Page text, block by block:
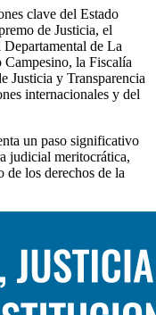
clave del Estado
de Justicia, el
de La
la Fiscalía
Justicia y Transparencia
internacionales y del
un paso significativo
judicial meritocrática,
de los derechos de la